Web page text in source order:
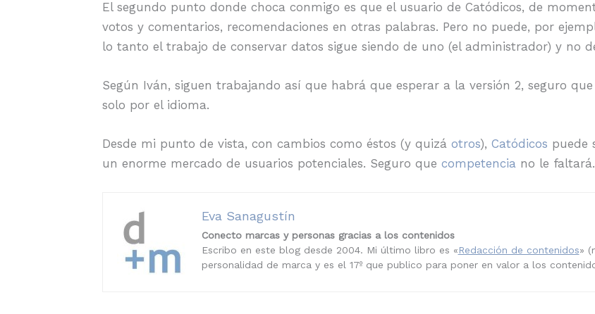
El segundo punto donde choca conmigo es que el usuario de Catódicos, de
votos y comentarios, recomendaciones en otras palabras. Pero no puede, por
lo tanto el trabajo de conservar datos sigue siendo de uno (el administrador) y no
Según Iván, siguen trabajando así que habrá que esperar a la versión 2, seguro
solo por el idioma.
Desde mi punto de vista, con cambios como éstos (y quizá otros), Catódicos puede
un enorme mercado de usuarios potenciales. Seguro que competenciano le faltará.
Eva Sanagustín
Conecto marcas y personas gracias a los contenidos
Escribo en este blog desde 2004. Mi último libro es «Redacción de contenidos»
personalidad de marca y es el 17º que publico para poner en valor a los